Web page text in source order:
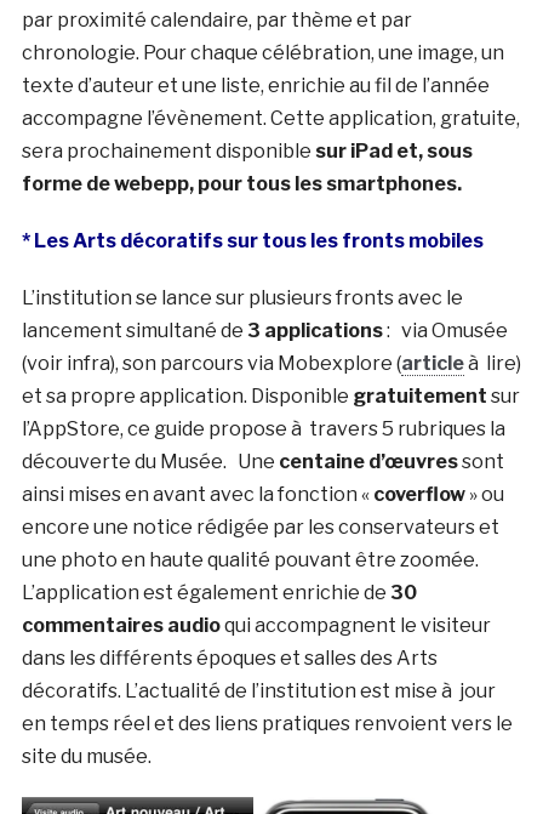
par proximité calendaire, par thème et par
chronologie. Pour chaque célébration, une image, un
texte d’auteur et une liste, enrichie au fil de l’année
accompagne l’évènement. Cette application, gratuite,
sera prochainement disponible sur iPad et, sous
forme de webepp, pour tous les smartphones.
* Les Arts décoratifs sur tous les fronts mobiles
L’institution se lance sur plusieurs fronts avec le
lancement simultané de 3 applications: via Omusée
(voir infra), son parcours via Mobexplore (articleà lire)
et sa propre application. Disponible gratuitement sur
l’AppStore, ce guide propose à travers 5 rubriques la
découverte du Musée. Une centaine d’œuvressont
ainsi mises en avant avec la fonction « coverflow» ou
encore une notice rédigée par les conservateurs et
une photo en haute qualité pouvant être zoomée.
L’application est également enrichie de 30
commentaires audioqui accompagnent le visiteur
dans les différents époques et salles des Arts
décoratifs. L’actualité de l’institution est mise à jour
en temps réel et des liens pratiques renvoient vers le
site du musée.